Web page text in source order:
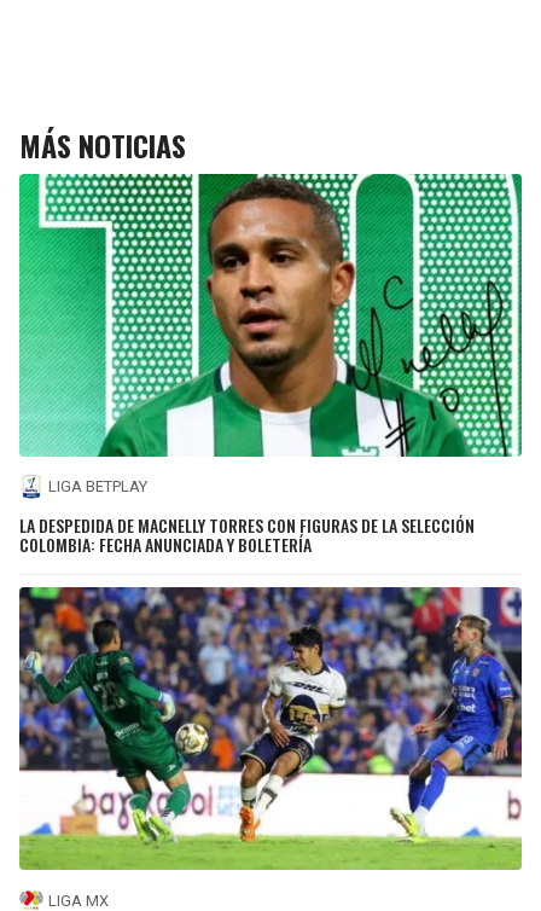
MÁS NOTICIAS
LIGA BETPLAY
LA DESPEDIDA DE MACNELLY TORRES CON FIGURAS DE LA SELECCIÓN
COLOMBIA: FECHA ANUNCIADA Y BOLETERÍA
LIGA MX